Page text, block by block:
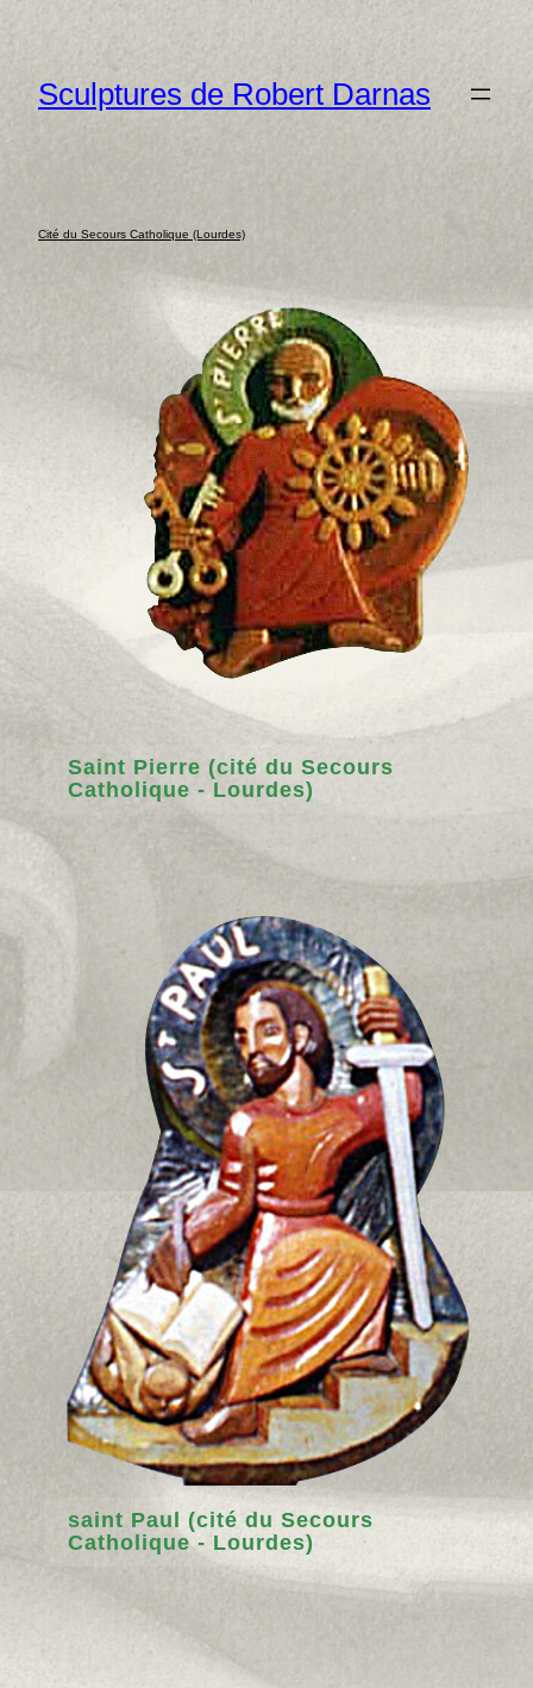
Aller
auSculptures de Robert Darnas
Cité du Secours Catholique (Lourdes)
Saint Pierre (cité du Secours
Catholique - Lourdes)
saint Paul (cité du Secours
Catholique - Lourdes)